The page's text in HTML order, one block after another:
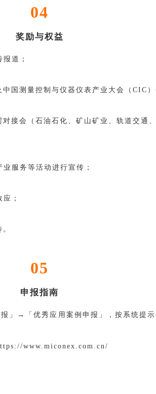
04
奖励与权益
道；
国测量控制与仪器仪表产业大会（CIC）
接会（石油石化、矿山矿业、轨道交通
服务等活动进行宣传；
；
05
申报指南
→「优秀应用案例申报」，按系统提
www.miconex.com.cn/